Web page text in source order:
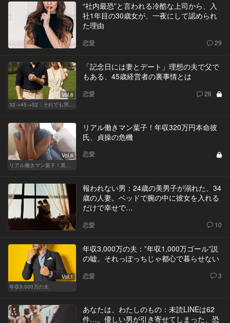
“社内最恐”と言われる冷酷な上司から、入
社1年目の30歳女が、一夜にして認められ
た理由
恋愛 29
Vol.8
32→45→52：それでも男は完成しない。
「記念日には妻とデート」理想の夫で父で
もある、45歳経営者の裏事情とは
恋愛 26
Vol.6
リアル働きマン葉子！黒革の編集手帳 written by 内埜さくら
リアル働きマン葉子！年収320万円本命彼
氏、貞操の危機
恋愛
報われない男：24歳の美男子が溺れた、34
歳の人妻。ベッドで腕の中に彼女を入れる
だけで幸せで…
恋愛 10
Vol.1
年収3,000万の夫
年収3,000万の夫：”年収1,000万ゴール”説
の嘘。それっぽっちじゃ都心で暮らせない
恋愛 3
あなたは、わたしのもの：未読LINEは62
件…。優しい男が引き寄せてしまった、恐